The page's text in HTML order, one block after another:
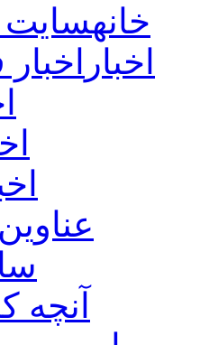
خانهسایت
اخبار